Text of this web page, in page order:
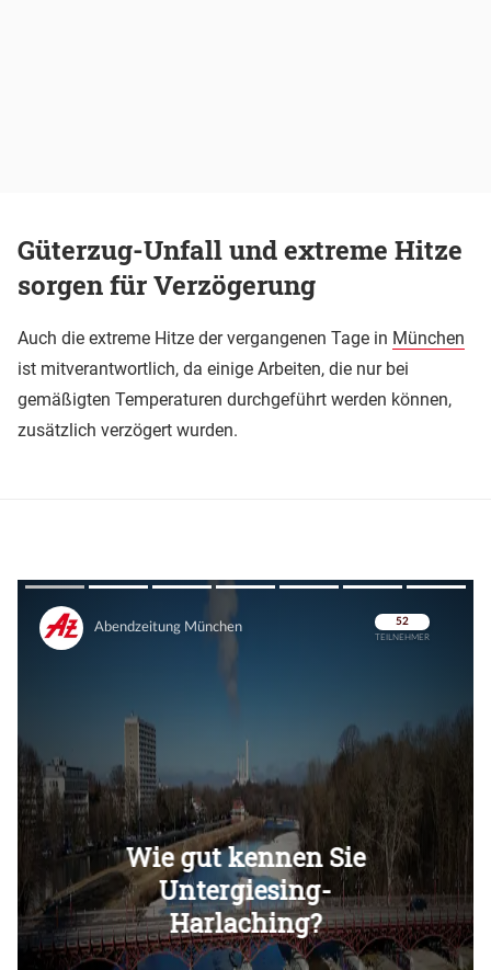
Güterzug-Unfall und extreme Hitze
sorgen für Verzögerung
Auch die extreme Hitze der vergangenen Tage in München
ist mitverantwortlich, da einige Arbeiten, die nur bei
gemäßigten Temperaturen durchgeführt werden können,
zusätzlich verzögert wurden.
Überspringen
Überspringen